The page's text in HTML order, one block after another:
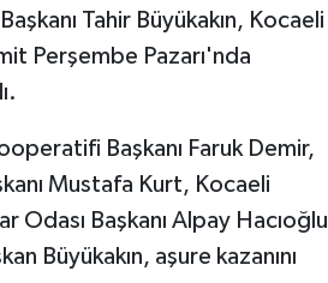
Tahir Büyükakın, Kocaeli
Perşembe Pazarı'nda
Başkanı Faruk Demir,
Mustafa Kurt, Kocaeli
Odası Başkanı Alpay Hacıoğlu
Büyükakın, aşure kazanını